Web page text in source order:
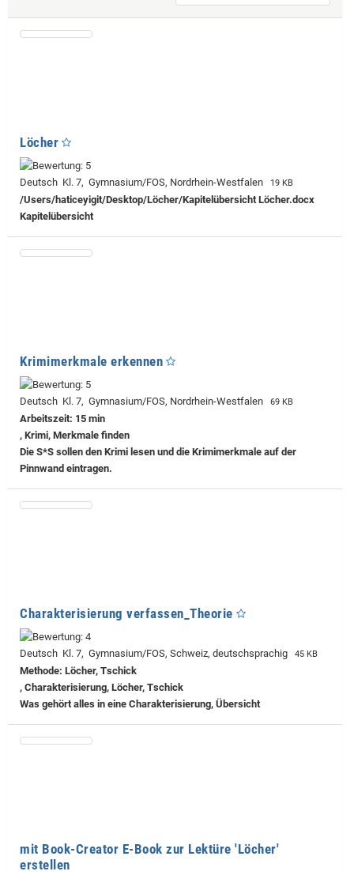
Löcher
Deutsch Kl. 7, Gymnasium/FOS, Nordrhein-Westfalen 19 KB
/Users/haticeyigit/Desktop/Löcher/Kapitelübersicht Löcher.docx
Kapitelübersicht
Krimimerkmale erkennen
Deutsch Kl. 7, Gymnasium/FOS, Nordrhein-Westfalen 69 KB
Arbeitszeit: 15 min
, Krimi, Merkmale finden
Die S*S sollen den Krimi lesen und die Krimimerkmale auf der
Pinnwand eintragen.
Charakterisierung verfassen_Theorie
Deutsch Kl. 7, Gymnasium/FOS, Schweiz, deutschsprachig 45 KB
Methode: Löcher, Tschick
, Charakterisierung, Löcher, Tschick
Was gehört alles in eine Charakterisierung, Übersicht
mit Book-Creator E-Book zur Lektüre 'Löcher'
erstellen